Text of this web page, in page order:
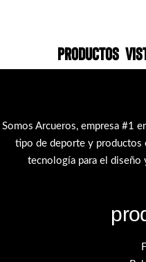
Productos
Somos Arcueros, empresa #1
tipo de deporte y productos
tecnología para el diseño